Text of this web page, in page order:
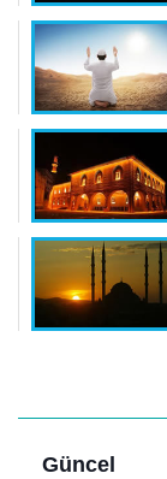
Güncel